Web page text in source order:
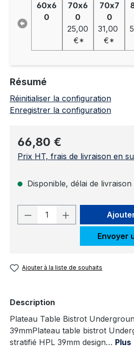
60x6
0
70x6
0
25,00
€*
70x7
0
31,00
€*
Résumé
Réinitialiser la configuration
Enregistrer la configuration
Prix régulier :
66,80 €
Prix HT, frais de livraison en
Disponible, délai de livraison
Quantité de produit :
Envoyer
Ajouter à la liste de souhaits
Description
Plateau Table Bistrot
39mmPlateau table bistrot
stratifié HPL 39mm design… Plus